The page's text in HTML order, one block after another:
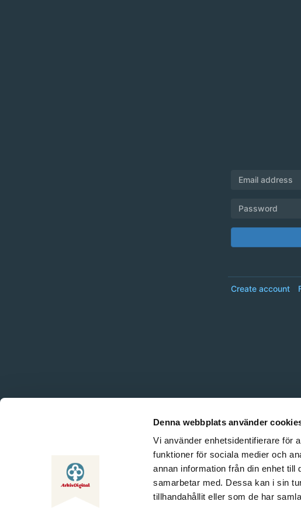
Denna webbplats använder
Vi använder enhetsidentifierare för
funktioner för sociala medier och
annan information från din enhet
samarbetar med. Dessa kan i sin
tillhandahållit eller som de har
Email address
Password
Create account